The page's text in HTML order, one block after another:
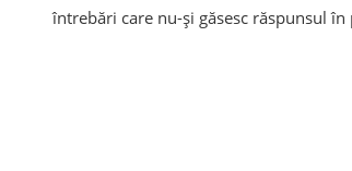
întrebări care nu-și găsesc răspunsul